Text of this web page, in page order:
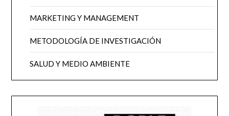
MARKETING Y MANAGEMENT
METODOLOGÍA DE INVESTIGACIÓN
SALUD Y MEDIO AMBIENTE